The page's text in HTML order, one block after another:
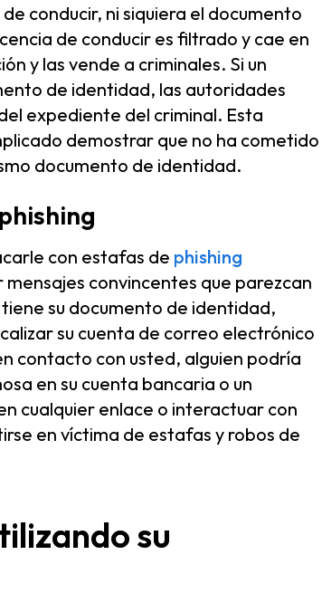
conducir, ni siquiera el documento
de conducir es filtrado y cae en
y las vende a criminales. Si un
de identidad, las autoridades
expediente del criminal. Esta
demostrar que no ha cometido
documento de identidad.
con estafas de phishing
convincentes que parezcan
su documento de identidad,
su cuenta de correo electrónico
contacto con usted, alguien podría
en su cuenta bancaria o un
cualquier enlace o interactuar con
en víctima de estafas y robos de
su